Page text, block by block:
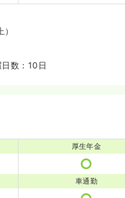
数：10日
厚生年金
車通勤